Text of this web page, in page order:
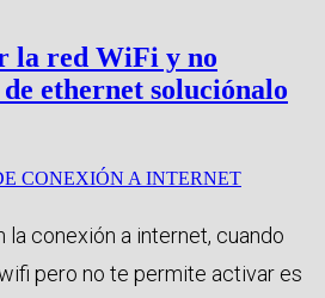
la red WiFi y no
ethernet soluciónalo
CONEXIÓN A INTERNET
conexión a internet, cuando
pero no te permite activar es